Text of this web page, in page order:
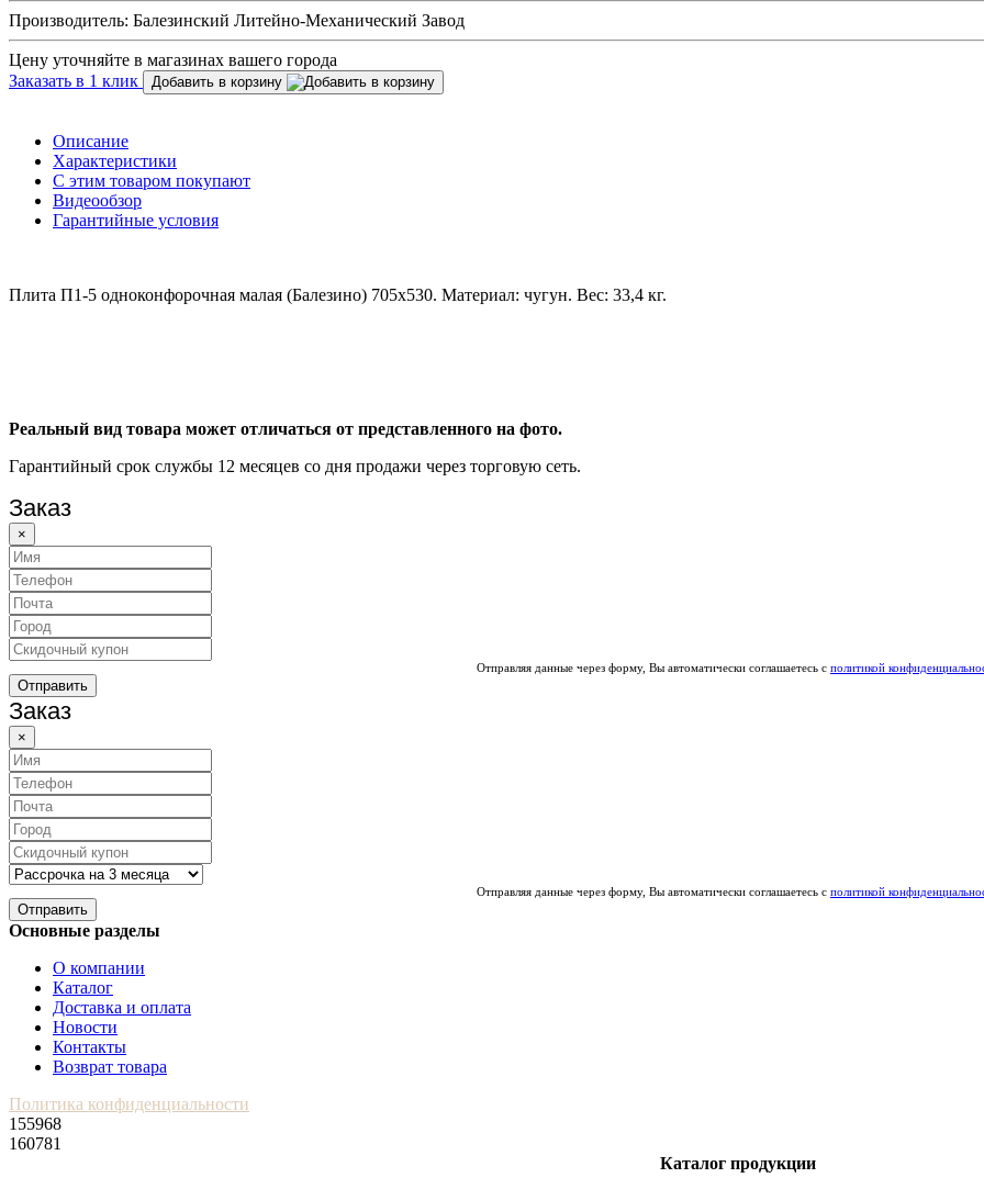
Производитель: Балезинский Литейно-Механический Завод
Цену уточняйте в магазинах вашего города
Заказать в 1 клик
Добавить в корзину
Описание
Характеристики
С этим товаром покупают
Видеообзор
Гарантийные условия
Плита П1-5 одноконфорочная малая (Балезино) 705х530. Материал: чугун. Вес: 33,4 кг.
Реальный вид товара может отличаться от представленного на фото.
Гарантийный срок службы 12 месяцев со дня продажи через торговую сеть.
Заказ
×
Отправляя данные через форму, Вы автоматически соглашаетесь с политикой
Отправить
Заказ
×
Отправляя данные через форму, Вы автоматически соглашаетесь с политикой
Отправить
Основные разделы
О компании
Каталог
Доставка и оплата
Новости
Контакты
Возврат товара
Политика конфиденциальности
155968
160781
Каталог продукции